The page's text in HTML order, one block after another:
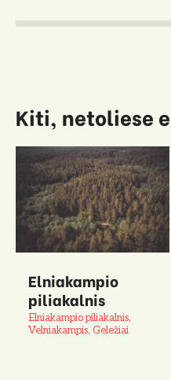
Kiti, netoliese
Elniakampio
piliakalnis
Elniakampio piliakalnis,
Velniakampis, Geležiai